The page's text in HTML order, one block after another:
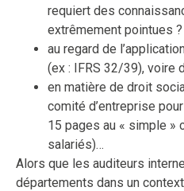
requiert des
extrêmement pointues ?
au regard de
(ex : IFRS 32/39), voire
en matière de droit
comité d’entreprise
15 pages au « simple »
salariés)…
Alors que les auditeurs
départements dans un